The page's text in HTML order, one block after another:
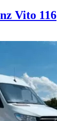
Vito 116